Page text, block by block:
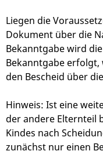
Liegen die
Dokument über die
Bekanntgabe wird
Bekanntgabe erfolgt,
den Bescheid über
Hinweis: Ist eine
der andere Elternteil
Kindes nach
zunächst nur einen